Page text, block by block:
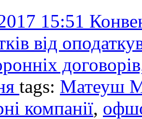
15:51
від
tags: Матеуш
компанії,